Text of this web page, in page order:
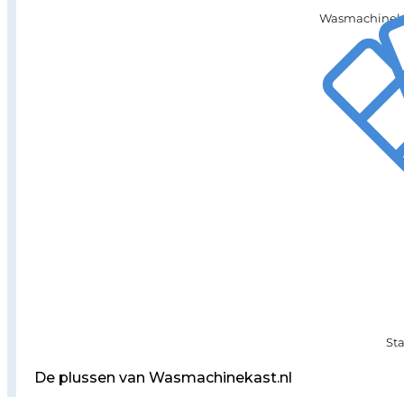
De plussen van Wasmachinekast.nl